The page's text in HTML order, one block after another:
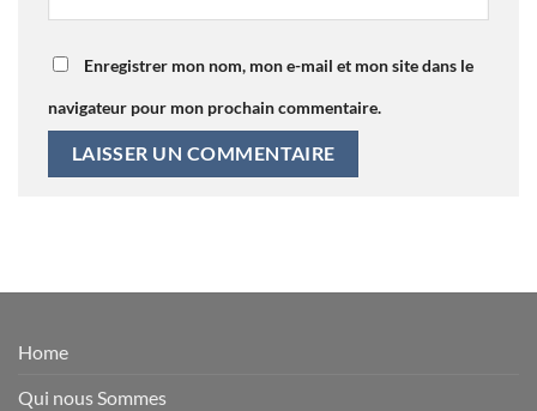
Enregistrer mon nom, mon e-mail et mon site dans le
navigateur pour mon prochain commentaire.
Home
Qui nous Sommes